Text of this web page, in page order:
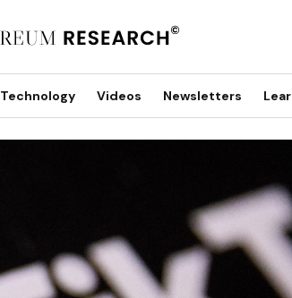
Technology Videos Newsletters